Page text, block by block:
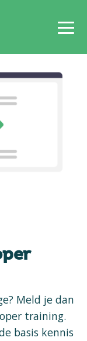
Meld je dan
training.
basis kennis